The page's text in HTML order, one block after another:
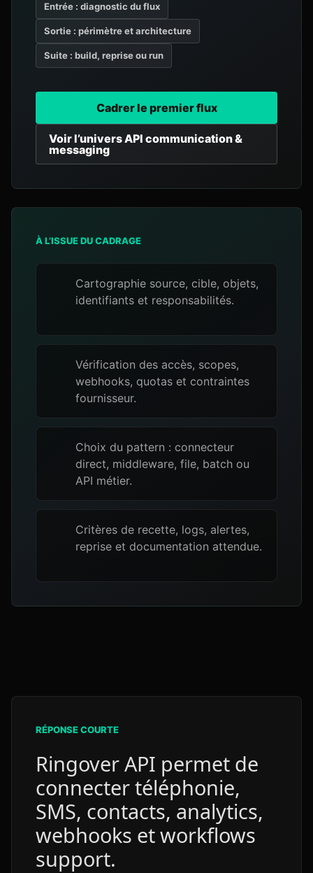
Entrée : diagnostic du flux
Sortie : périmètre et architecture
Suite : build, reprise ou run
Cadrer le premier flux
Voir l’univers API communication &
messaging
À L’ISSUE DU CADRAGE
Cartographie source, cible, objets,
identifiants et responsabilités.
Vérification des accès, scopes,
webhooks, quotas et contraintes
fournisseur.
Choix du pattern : connecteur
direct, middleware, file, batch ou
API métier.
Critères de recette, logs, alertes,
reprise et documentation attendue.
RÉPONSE COURTE
Ringover API permet de
connecter téléphonie,
SMS, contacts, analytics,
webhooks et workflows
support.